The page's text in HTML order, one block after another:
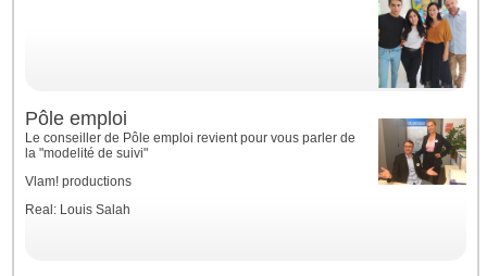
Pôle emploi
Le conseiller de Pôle emploi revient pour vous parler de
la "modelité de suivi"
Vlam! productions
Real: Louis Salah